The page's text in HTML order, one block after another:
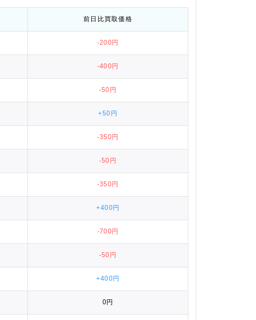
前日比買取価格
-200円
-400円
-50円
+50円
-350円
-50円
-350円
+400円
-700円
-50円
+400円
0円